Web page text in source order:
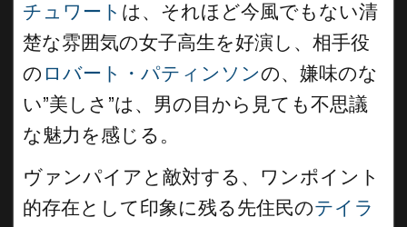
チュワート は、それほど今風でもない清
楚な雰囲気の女子高生を好演し、相手役
の ロバート・パティンソンの、嫌味のな
い”美しさ”は、男の目から見ても不思議
な魅力を感じる。
ヴァンパイアと敵対する、ワンポイント
的存在として印象に残る先住民のテイラ